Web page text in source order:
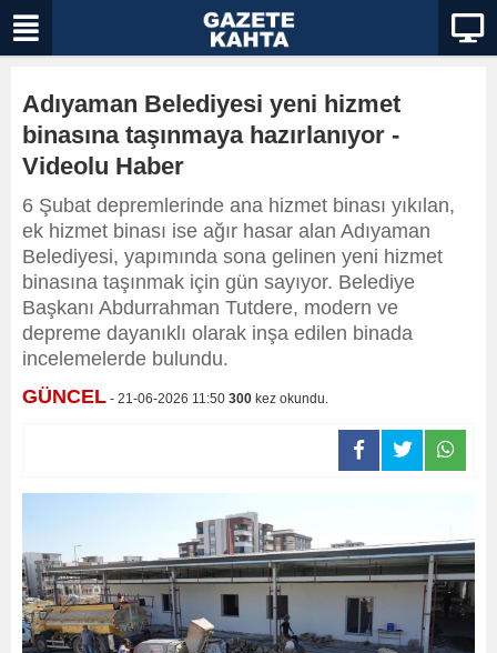
Adıyaman Belediyesi yeni hizmet
binasına taşınmaya hazırlanıyor -
Videolu Haber
6 Şubat depremlerinde ana hizmet binası yıkılan,
ek hizmet binası ise ağır hasar alan Adıyaman
Belediyesi, yapımında sona gelinen yeni hizmet
binasına taşınmak için gün sayıyor. Belediye
Başkanı Abdurrahman Tutdere, modern ve
depreme dayanıklı olarak inşa edilen binada
incelemelerde bulundu.
GÜNCEL - 21-06-2026 11:50 300 kez okundu.